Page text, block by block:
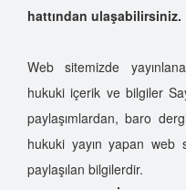
hattından ulaşabilirsiniz.
Web sitemizde
hukuki içerik ve bilgiler
paylaşımlardan, baro
hukuki yayın yapan web
paylaşılan bilgilerdir.